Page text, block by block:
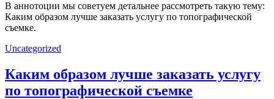
В аннотоции мы советуем детальнее рассмотреть такую тему:
Каким образом лучше заказать услугу по топографической
съемке.
Uncategorized
Каким образом лучше заказать услугу
по топографической съемке